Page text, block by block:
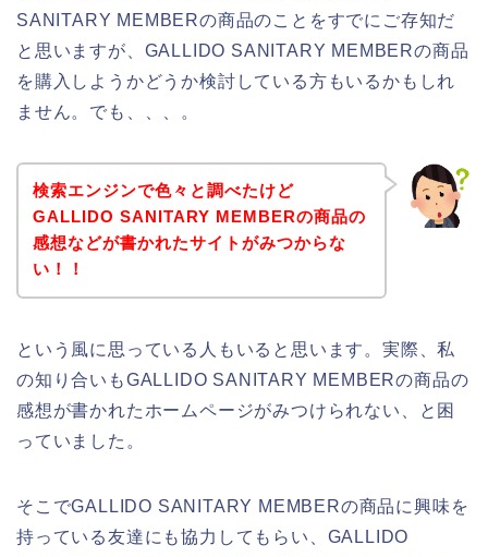
SANITARY MEMBERの商品のことをすでにご存知だ
と思いますが、GALLIDO SANITARY MEMBERの商品
を購入しようかどうか検討している方もいるかもしれ
ません。でも、、、。
検索エンジンで色々と調べたけど
GALLIDO SANITARY MEMBERの商品の
感想などが書かれたサイトがみつからな
い！！
という風に思っている人もいると思います。実際、私
の知り合いもGALLIDO SANITARY MEMBERの商品の
感想が書かれたホームページがみつけられない、と困
っていました。
そこでGALLIDO SANITARY MEMBERの商品に興味を
持っている友達にも協力してもらい、GALLIDO